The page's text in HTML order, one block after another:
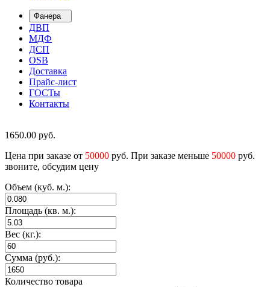
Фанера
ДВП
МДФ
ДСП
OSB
Доставка
Прайс-лист
ГОСТы
Контакты
1650.00 руб.
Цена при заказе от 50000 руб. При заказе меньше 50000 руб.
звоните, обсудим цену
Объем (куб. м.):
Площадь (кв. м.):
Вес (кг.):
Сумма (руб.):
Количество товара